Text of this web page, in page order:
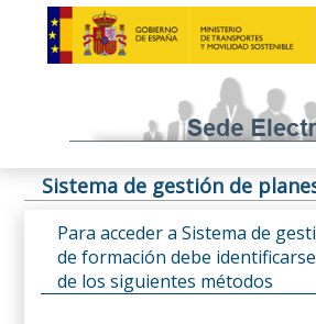
Sistema de gestión de
Para acceder a Sistema de
de formación debe
de los siguientes métodos